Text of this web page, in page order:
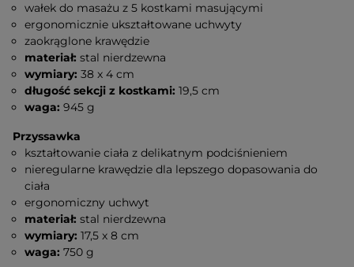
wałek do masażu z 5 kostkami masującymi
ergonomicznie ukształtowane uchwyty
zaokrąglone krawędzie
materiał: stal nierdzewna
wymiary:38 x 4 cm
długość sekcji z kostkami: 19,5 cm
waga:945 g
Przyssawka
kształtowanie ciała z delikatnym podciśnieniem
nieregularne krawędzie dla lepszego dopasowania do
ciała
ergonomiczny uchwyt
materiał:stal nierdzewna
wymiary: 17,5 x 8 cm
waga: 750 g